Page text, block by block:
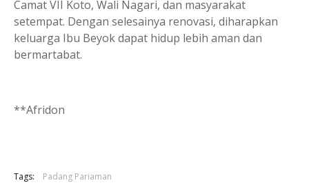
Camat VII Koto, Wali Nagari, dan masyarakat
setempat. Dengan selesainya renovasi, diharapkan
keluarga Ibu Beyok dapat hidup lebih aman dan
bermartabat.
**Afridon
Tags: Padang Pariaman